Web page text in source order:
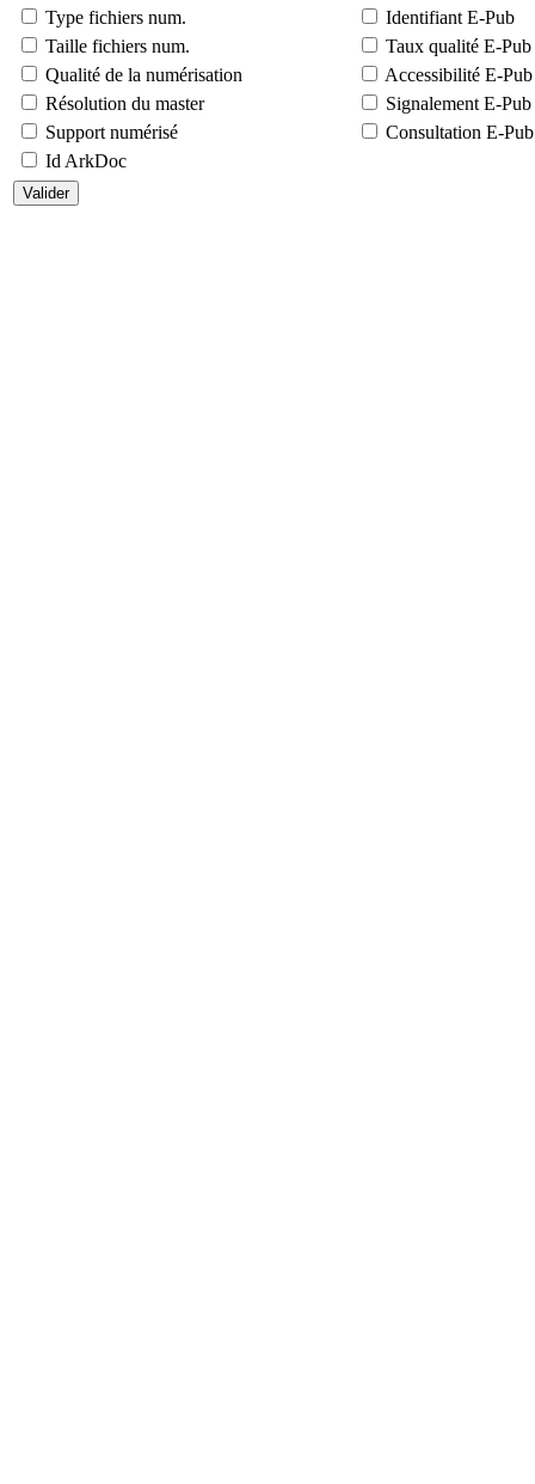
Type fichiers num.
Identifiant E-Pub
Taille fichiers num.
Taux qualité E-Pub
Qualité de la numérisation
Accessibilité E-Pub
Résolution du master
Signalement E-Pub
Support numérisé
Consultation E-Pub
Id ArkDoc